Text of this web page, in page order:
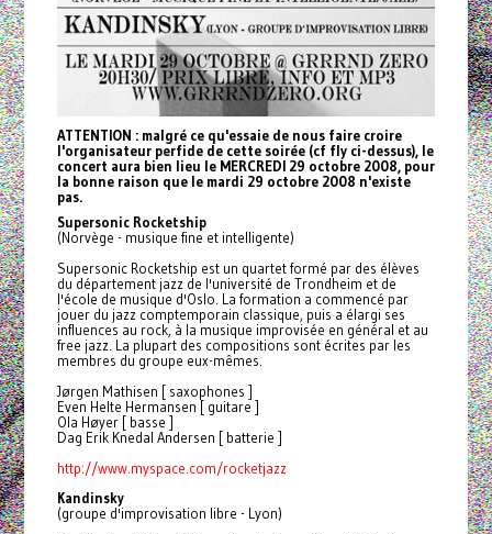
ATTENTION : malgré ce qu'essaie de nous faire croire
l'organisateur perfide de cette soirée (cf fly ci-dessus), le
concert aura bien lieu le MERCREDI 29 octobre 2008, pour
la bonne raison que le mardi 29 octobre 2008 n'existe
pas.
Supersonic Rocketship
(Norvège - musique fine et intelligente)
Supersonic Rocketship est un quartet formé par des élèves
du département jazz de l'université de Trondheim et de
l'école de musique d'Oslo. La formation a commencé par
jouer du jazz comptemporain classique, puis a élargi ses
influences au rock, à la musique improvisée en général et au
free jazz. La plupart des compositions sont écrites par les
membres du groupe eux-mêmes.
Jørgen Mathisen [ saxophones ]
Even Helte Hermansen [ guitare ]
Ola Høyer [ basse ]
Dag Erik Knedal Andersen [ batterie ]
http://www.myspace.com/rocketjazz
Kandinsky
(groupe d'improvisation libre - Lyon)